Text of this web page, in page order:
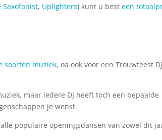
Saxofonist, Uplighters) kunt u besteen
soorten muziek, oa ook voor een Trouwfeest
maar iedere DJ heeft toch een bepaalde
je wenst.
populaire openingsdansen van zowel dit